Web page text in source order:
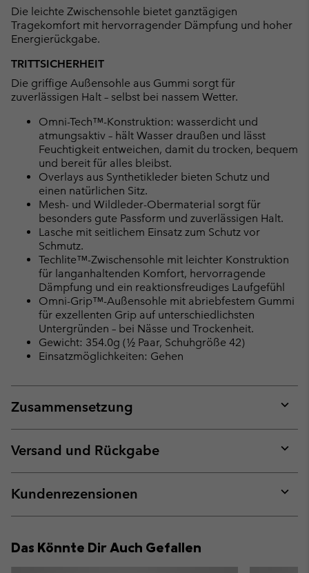
Die leichte Zwischensohle bietet ganztägigen
Tragekomfort mit hervorragender Dämpfung und hoher
Energierückgabe.
TRITTSICHERHEIT
Die griffige Außensohle aus Gummi sorgt für
zuverlässigen Halt – selbst bei nassem Wetter.
Omni-Tech™-Konstruktion: wasserdicht und
atmungsaktiv – hält Wasser draußen und lässt
Feuchtigkeit entweichen, damit du trocken, bequem
und bereit für alles bleibst.
Overlays aus Synthetikleder bieten Schutz und
einen natürlichen Sitz.
Mesh- und Wildleder-Obermaterial sorgt für
besonders gute Passform und zuverlässigen Halt.
Lasche mit seitlichem Einsatz zum Schutz vor
Schmutz.
Techlite™-Zwischensohle mit leichter Konstruktion
für langanhaltenden Komfort, hervorragende
Dämpfung und ein reaktionsfreudiges Laufgefühl
Omni-Grip™-Außensohle mit abriebfestem Gummi
für exzellenten Grip auf unterschiedlichsten
Untergründen – bei Nässe und Trockenheit.
Gewicht: 354.0g (½ Paar, Schuhgröße 42)
Einsatzmöglichkeiten: Gehen
Zusammensetzung
or
Versand und Rückgabe
or
Kundenrezensionen
or
Das Könnte Dir Auch Gefallen